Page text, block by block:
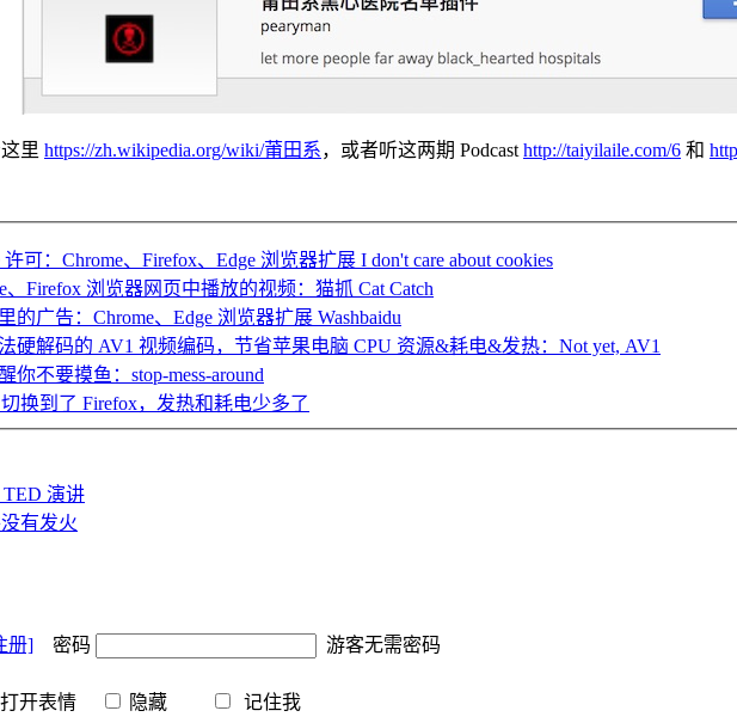
里 https://zh.wikipedia.org/wiki/莆田系，或者听这两期 Podcasthttp://taiyilaile.com/6 和
可：Chrome、Firefox、Edge 浏览器扩展 I don't care about cookies
Firefox 浏览器网页中播放的视频：猫抓 Cat Catch
广告：Chrome、Edge 浏览器扩展 Washbaidu
硬解码的 AV1 视频编码，节省苹果电脑 CPU 资源&耗电&发热：Not yet, AV1
不要摸鱼：stop-mess-around
换到了 Firefox，发热和耗电少多了
演讲
有发火
册] 密码 游客无需密码
打开表情 隐藏 记住我